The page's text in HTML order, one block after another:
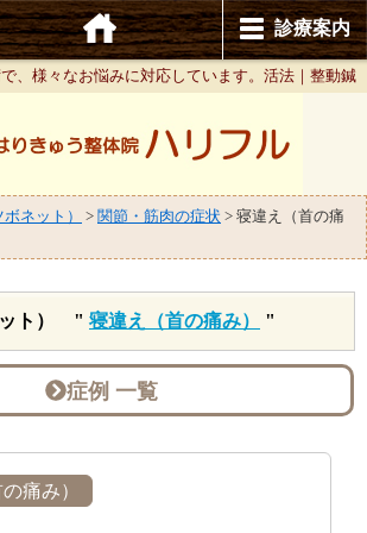
診療案内
、様々なお悩みに対応しています。活法｜整動鍼
ネット） > 関節・筋肉の症状 > 寝違え（首の痛
ット） " 寝違え（首の痛み） "
症例 一覧
痛み）